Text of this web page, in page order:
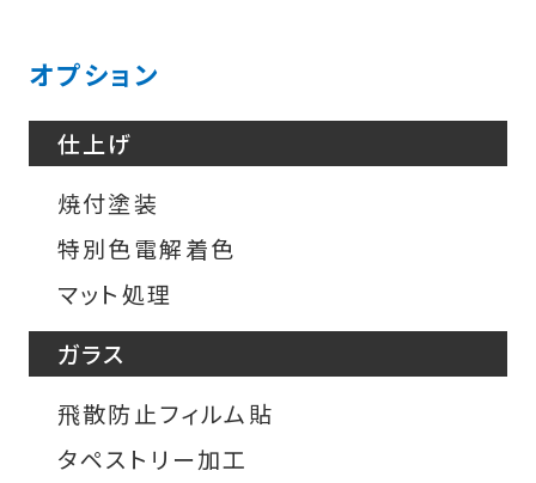
オプション
仕上げ
焼付塗装
特別色電解着色
マット処理
ガラス
飛散防止フィルム貼
タペストリー加工